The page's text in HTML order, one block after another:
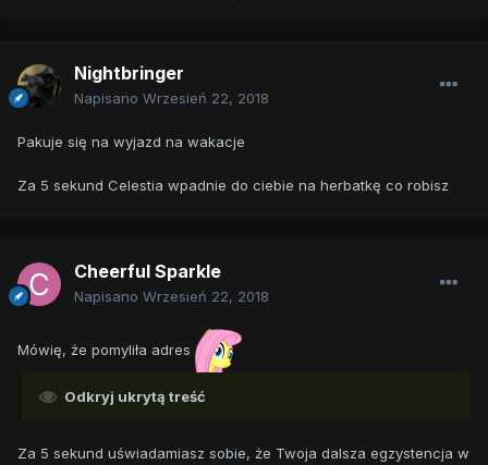
Nightbringer
Napisano Wrzesień 22, 2018
Pakuje się na wyjazd na wakacje
Za 5 sekund Celestia wpadnie do ciebie na herbatkę co robisz
Cheerful Sparkle
Napisano Wrzesień 22, 2018
Mówię, że pomyliła adres
Odkryj ukrytą treść
Za 5 sekund uświadamiasz sobie, że Twoja dalsza egzystencja w